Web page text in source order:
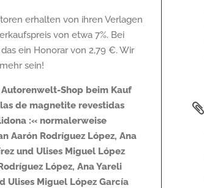
erhalten von ihren Verlagen
von etwa 7%. Bei
ein Honorar von 2,79 €. Wir
sein!
Shop beim Kauf
de magnetite revestidas
:« normalerweise
Aarón Rodríguez López, Ana
und Ulises Miguel López
López, Ana Yareli
Ulises Miguel López García